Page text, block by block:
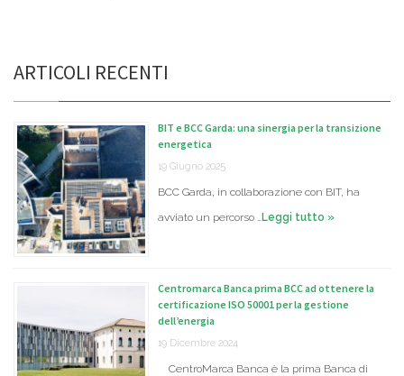
ARTICOLI RECENTI
BIT e BCC Garda: una sinergia per la transizione
energetica
19 Giugno 2025
BCC Garda, in collaborazione con BIT, ha
avviato un percorso … Leggi tutto »
Centromarca Banca prima BCC ad ottenere la
certificazione ISO 50001 per la gestione
dell’energia
19 Dicembre 2024
CentroMarca Banca è la prima Banca di